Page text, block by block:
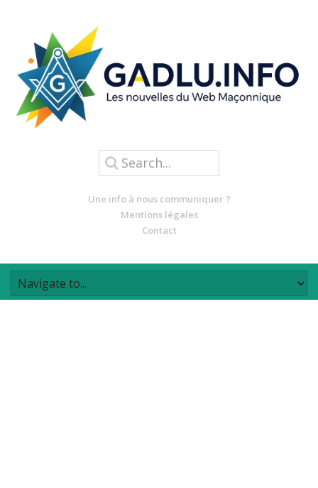
Une info à nous communiquer ?
Mentions légales
Contact